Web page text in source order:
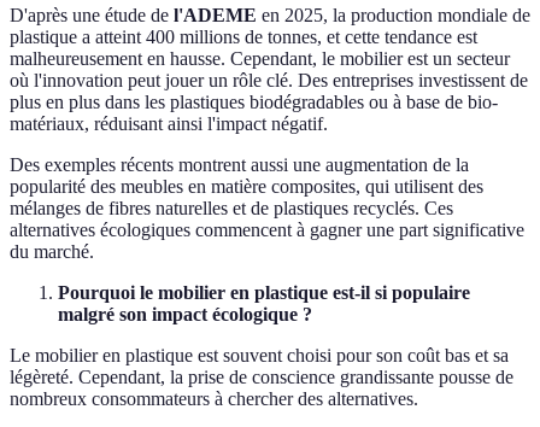
D'après une étude de l'ADEME en 2025, la production mondiale de
plastique a atteint 400 millions de tonnes, et cette tendance est
malheureusement en hausse. Cependant, le mobilier est un secteur
où l'innovation peut jouer un rôle clé. Des entreprises investissent de
plus en plus dans les plastiques biodégradables ou à base de bio-
matériaux, réduisant ainsi l'impact négatif.
Des exemples récents montrent aussi une augmentation de la
popularité des meubles en matière composites, qui utilisent des
mélanges de fibres naturelles et de plastiques recyclés. Ces
alternatives écologiques commencent à gagner une part significative
du marché.
Pourquoi le mobilier en plastique est-il si populaire
malgré son impact écologique ?
Le mobilier en plastique est souvent choisi pour son coût bas et sa
légèreté. Cependant, la prise de conscience grandissante pousse de
nombreux consommateurs à chercher des alternatives.